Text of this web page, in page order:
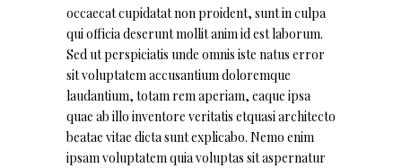
occaecat cupidatat non proident, sunt in culpa
qui officia deserunt mollit anim id est laborum.
Sed ut perspiciatis unde omnis iste natus error
sit voluptatem accusantium doloremque
laudantium, totam rem aperiam, eaque ipsa
quae ab illo inventore veritatis etquasi architecto
beatae vitae dicta sunt explicabo. Nemo enim
ipsam voluptatem quia voluptas sit aspernatur